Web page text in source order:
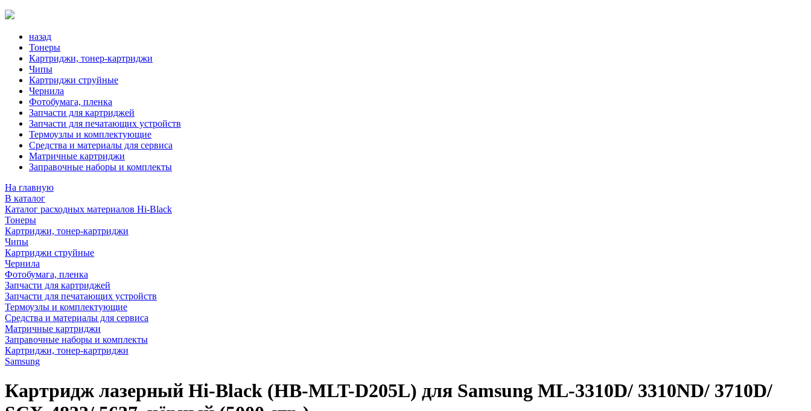
назад
Тонеры
Картриджи, тонер-картриджи
Чипы
Картриджи струйные
Чернила
Фотобумага, пленка
Запчасти для картриджей
Запчасти для печатающих устройств
Термоузлы и комплектующие
Средства и материалы для сервиса
Матричные картриджи
Заправочные наборы и комплекты
На главную
В каталог
Каталог расходных материалов Hi-Black
Тонеры
Картриджи, тонер-картриджи
Чипы
Картриджи струйные
Чернила
Фотобумага, пленка
Запчасти для картриджей
Запчасти для печатающих устройств
Термоузлы и комплектующие
Средства и материалы для сервиса
Матричные картриджи
Заправочные наборы и комплекты
Картриджи, тонер-картриджи
Samsung
Картридж лазерный Hi-Black (HB-MLT-D205L) для Samsung ML-3310D/ 3310ND/ 3710D/